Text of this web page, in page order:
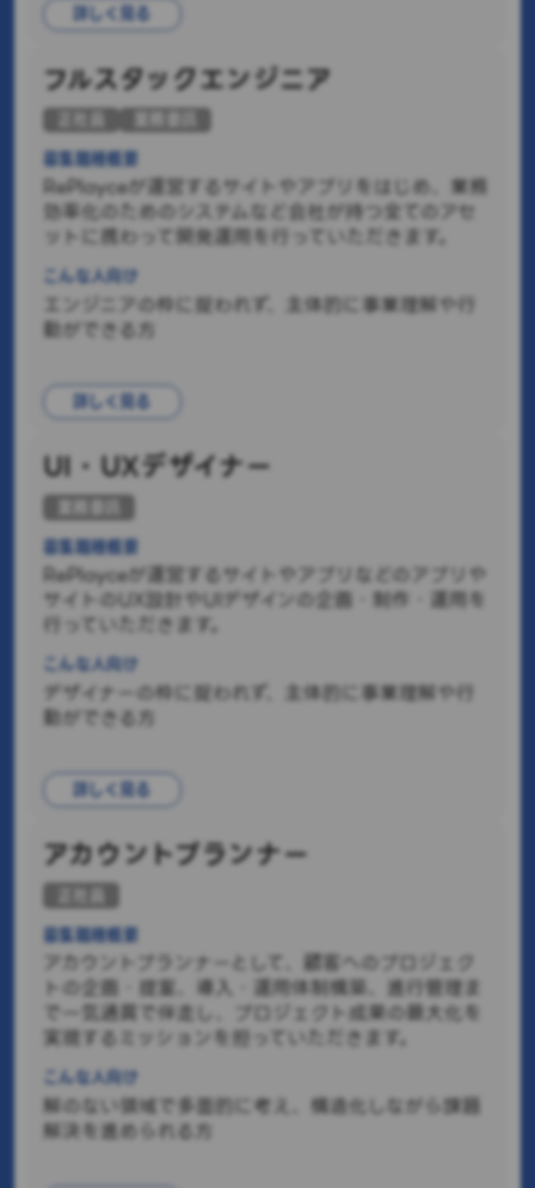
詳しく見る
フルスタックエンジニア
募集職種概要
RePlayceが運営するサイトやアプリをはじめ、業務
効率化のためのシステムなど会社が持つ全てのアセ
ットに携わって開発運用を行っていただきます。
こんな人向け
エンジニアの枠に捉われず、主体的に事業理解や行
動ができる方
詳しく見る
UI・UXデザイナー
業務委託
募集職種概要
RePlayceが運営するサイトやアプリなどのアプリや
サイトのUX設計やUIデザインの企画・制作・運用を
行っていただきます。
こんな人向け
デザイナーの枠に捉われず、主体的に事業理解や行
動ができる方
詳しく見る
アカウントプランナー
正社員
募集職種概要
アカウントプランナーとして、顧客へのプロジェク
トの企画・提案、導入・運用体制構築、進行管理ま
で一気通貫で伴走し、プロジェクト成果の最大化を
実現するミッションを担っていただきます。
こんな人向け
解のない領域で多面的に考え、構造化しながら課題
解決を進められる方